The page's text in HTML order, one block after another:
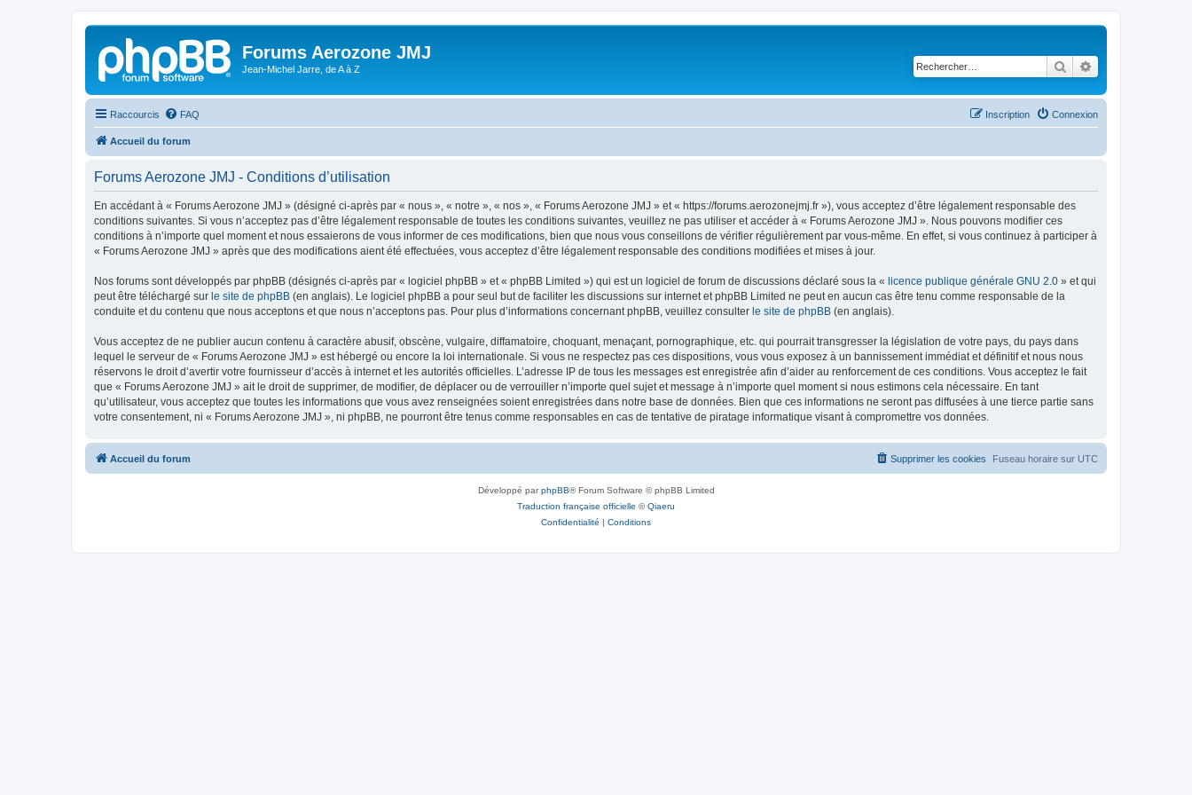
Forums Aerozone JMJ
Jean-Michel Jarre, de A à Z Rechercher
Raccourcis FAQ Connexion
Inscription
Accueil du forum
Forums Aerozone JMJ - Conditions d’utilisation
En accédant à « Forums Aerozone JMJ » (désigné ci-après par « nous », « notre », « nos », « Forums Aerozone JMJ » et « https://forums.aerozonejmj.fr »), vous acceptez d’être légalement responsable des
conditions suivantes. Si vous n’acceptez pas d’être légalement responsable de toutes les conditions suivantes, veuillez ne pas utiliser et accéder à « Forums Aerozone JMJ ». Nous pouvons modifier ces
conditions à n’importe quel moment et nous essaierons de vous informer de ces modifications, bien que nous vous conseillons de vérifier régulièrement par vous-même. En effet, si vous continuez à participer à
« Forums Aerozone JMJ » après que des modifications aient été effectuées, vous acceptez d’être légalement responsable des conditions modifiées et mises à jour.
Nos forums sont développés par phpBB (désignés ci-après par « logiciel phpBB » et « phpBB Limited ») qui est un logiciel de forum de discussions déclaré sous la « licence publique générale GNU 2.0 » et qui
peut être téléchargé sur le site de phpBB (en anglais). Le logiciel phpBB a pour seul but de faciliter les discussions sur internet et phpBB Limited ne peut en aucun cas être tenu comme responsable de la
conduite et du contenu que nous acceptons et que nous n’acceptons pas. Pour plus d’informations concernant phpBB, veuillez consulter le site de phpBB (en anglais).
Vous acceptez de ne publier aucun contenu à caractère abusif, obscène, vulgaire, diffamatoire, choquant, menaçant, pornographique, etc. qui pourrait transgresser la législation de votre pays, du pays dans
lequel le serveur de « Forums Aerozone JMJ » est hébergé ou encore la loi internationale. Si vous ne respectez pas ces dispositions, vous vous exposez à un bannissement immédiat et définitif et nous nous
réservons le droit d’avertir votre fournisseur d’accès à internet et les autorités officielles. L’adresse IP de tous les messages est enregistrée afin d’aider au renforcement de ces conditions. Vous acceptez le fait
que « Forums Aerozone JMJ » ait le droit de supprimer, de modifier, de déplacer ou de verrouiller n’importe quel sujet et message à n’importe quel moment si nous estimons cela nécessaire. En tant
qu’utilisateur, vous acceptez que toutes les informations que vous avez renseignées soient enregistrées dans notre base de données. Bien que ces informations ne seront pas diffusées à une tierce partie sans
votre consentement, ni « Forums Aerozone JMJ », ni phpBB, ne pourront être tenus comme responsables en cas de tentative de piratage informatique visant à compromettre vos données.
Accueil du forum Fuseau horaire sur UTC
Supprimer les cookies
Développé parphpBB® Forum Software © phpBB Limited
Traduction française officielle ©Qiaeru
Confidentialité | Conditions